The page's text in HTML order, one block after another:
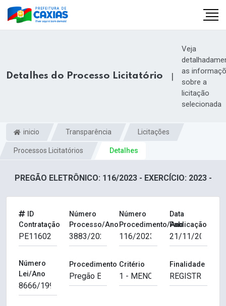
Detalhes do Processo Licitatório |
Veja
as
sobre a
licitação
selecionada
inicio Transparência Licitações
Processos Licitatórios Detalhes
PREGÃO ELETRÔNICO: 116/2023 - EXERCÍCIO: 2023 -
ID
Contratação
Número
Processo/Ano
Número
Procedimento/Ano
Data
Publicação
Número
Lei/Ano
Procedimento Critério Finalidade